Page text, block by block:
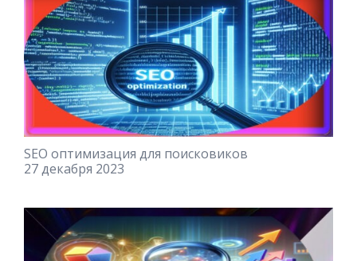
SEO оптимизация для поисковиков
27 декабря 2023